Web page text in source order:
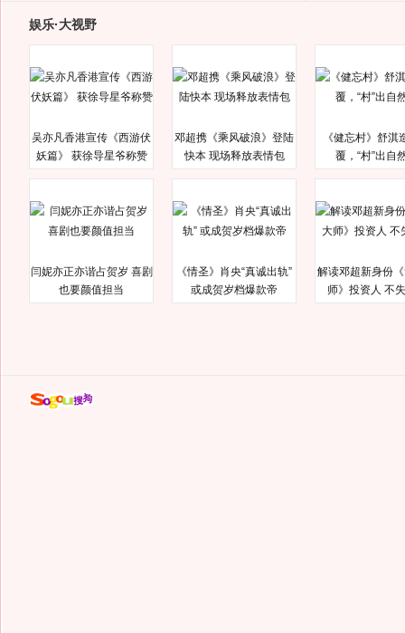
娱乐·大视野
吴亦凡香港宣传《西游伏
妖篇》 获徐导星爷称赞
邓超携《乘风破浪》登陆
快本 现场释放表情包
《健忘村》舒淇
覆，“村”出自
闫妮亦正亦谐占贺岁 喜剧
也要颜值担当
《情圣》肖央“真诚出轨”
或成贺岁档爆款帝
解读邓超新身份
师》投资人 不